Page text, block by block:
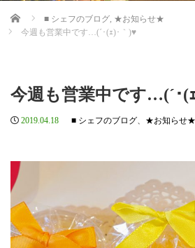
Home ■ シェフのブログ, ★お知らせ★
今週も営業中です…(´･(ｪ)･｀)♥
今週も営業中です…(´･(
2019.04.18 ■ シェフのブログ、 ★お知らせ★